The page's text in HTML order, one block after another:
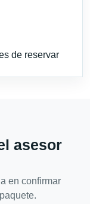
de reservar
asesor
en confirmar